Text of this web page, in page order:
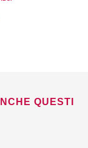
QUESTI